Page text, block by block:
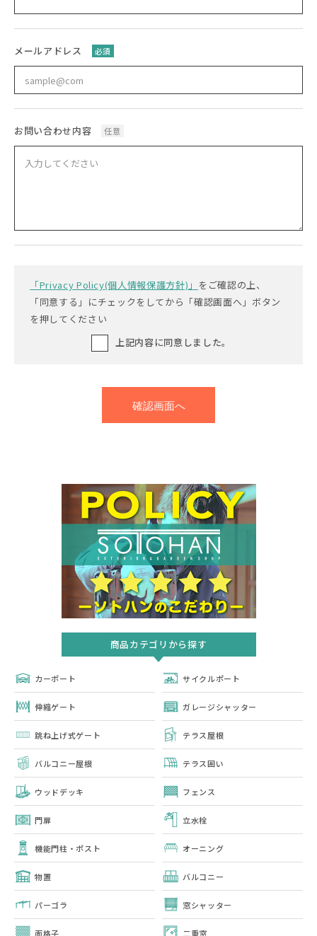
メールアドレス 必須
お問い合わせ内容 任意
「Privacy Policy(個人情報保護方針)」 をご確認の上、
「同意する」にチェックをしてから「確認画面へ」ボタン
を押してください
上記内容に同意しました。
確認画面へ
商品カテゴリから探す
カーポート サイクルポート
伸縮ゲート ガレージシャッター
跳ね上げ式ゲート テラス屋根
バルコニー屋根 テラス囲い
ウッドデッキ フェンス
門扉 立水栓
機能門柱・ポスト オーニング
物置 バルコニー
パーゴラ 窓シャッター
面格子 二重窓